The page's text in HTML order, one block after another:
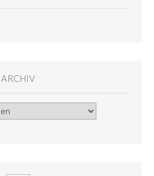
ARCHIV